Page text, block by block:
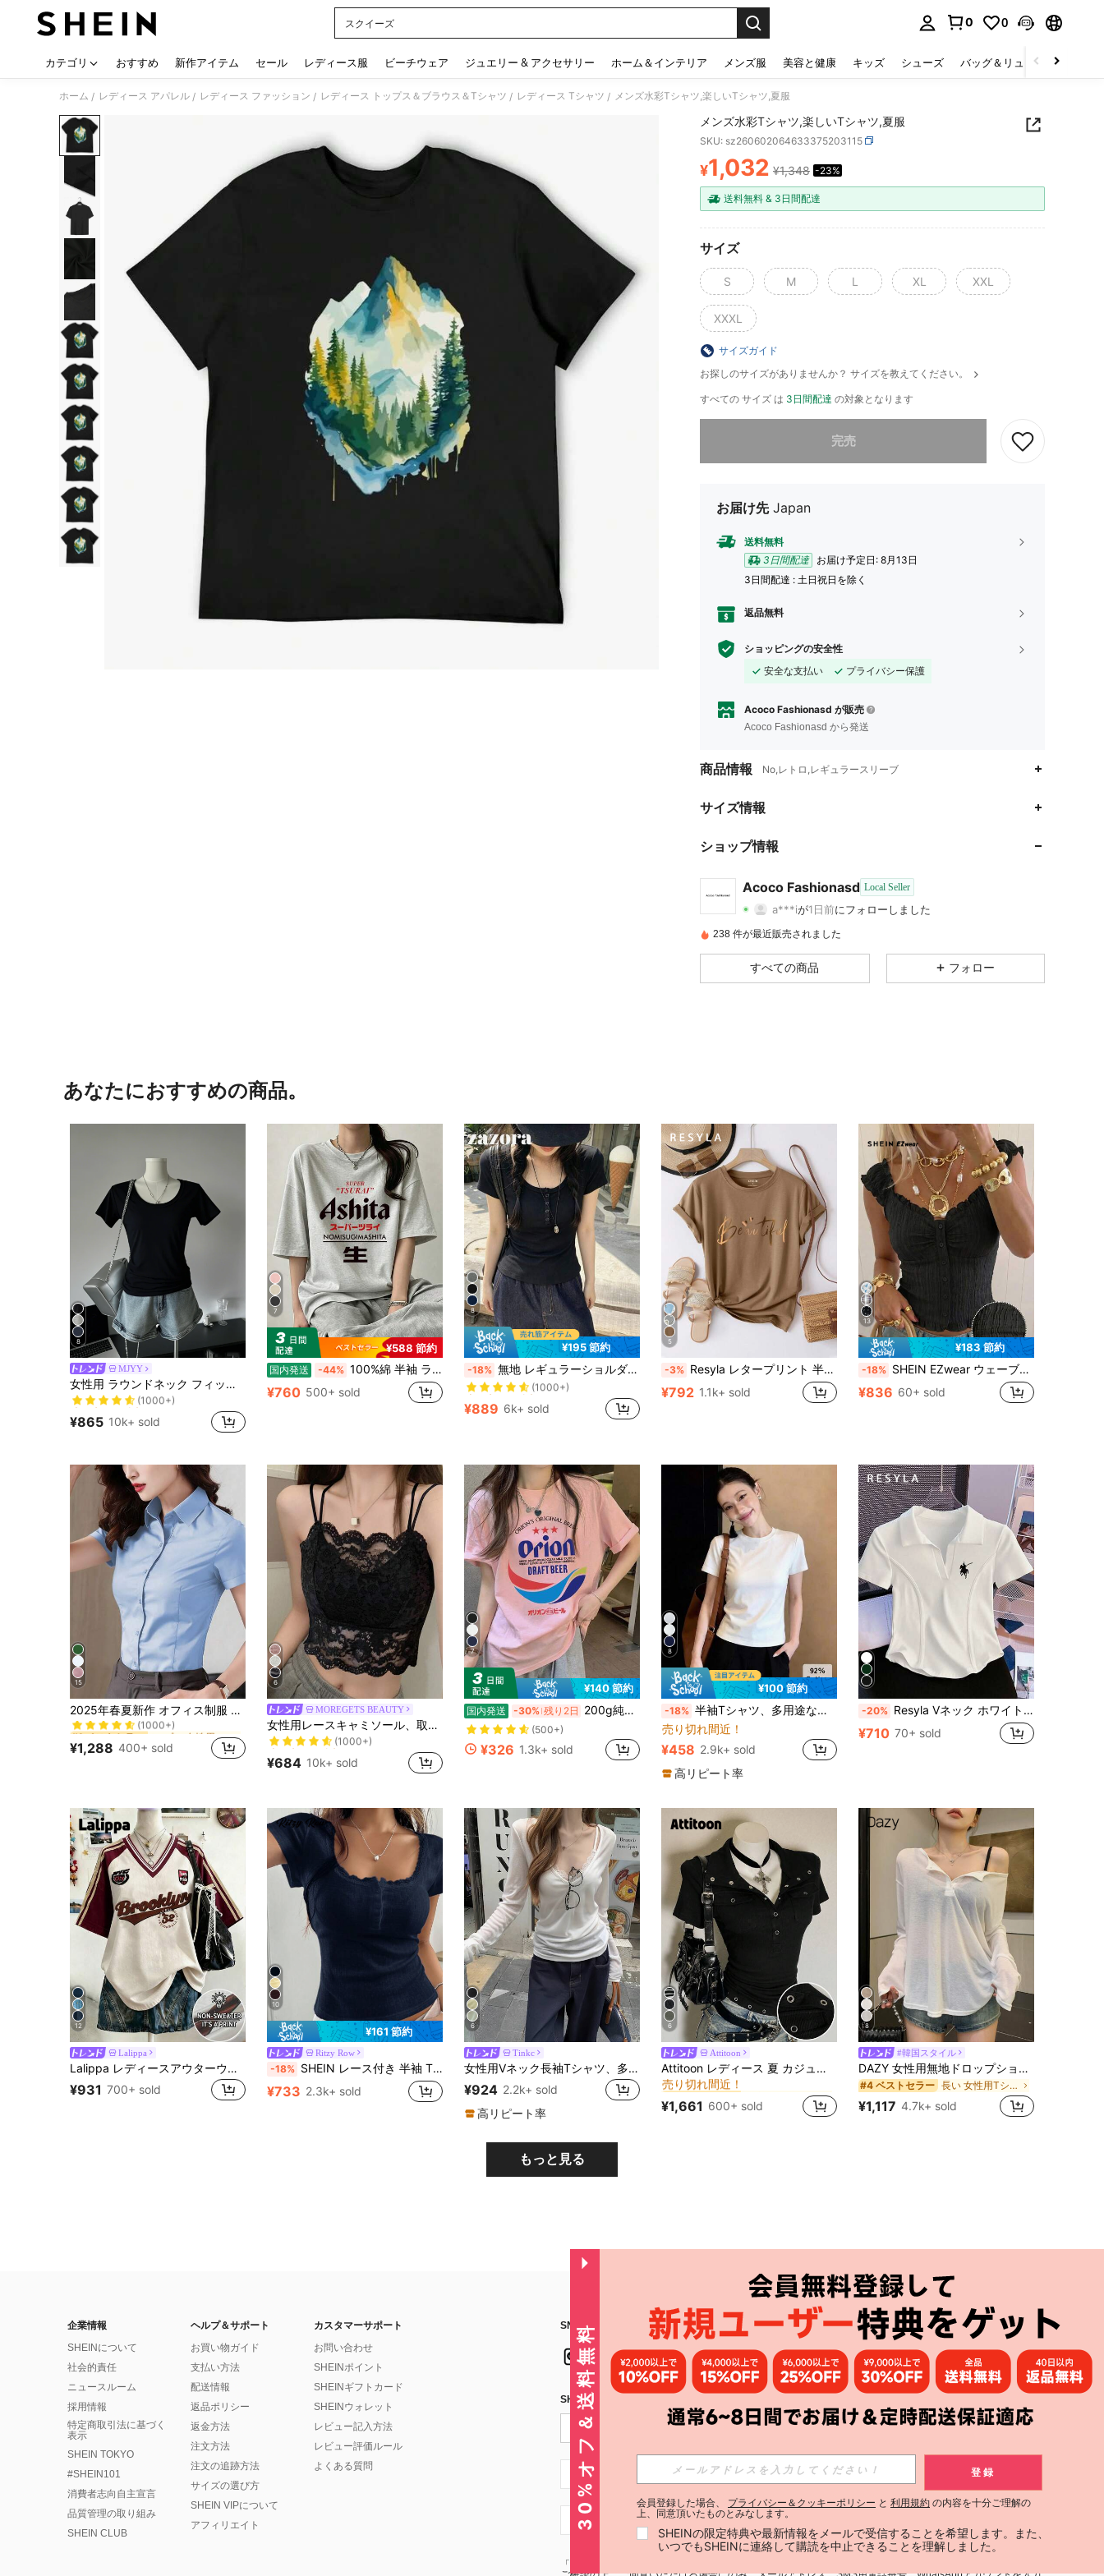
スクイーズ
0 0
カテゴリ おすすめ 新作アイテム セール レディース服 ビーチウェア ジュエリー & アクセサリー ホーム＆インテリア メンズ服 美容と健康 キッズ シューズ バッグ＆リュック
ホーム / レディース アパレル / レディース ファッション / レディース トップス＆ブラウス＆Tシャツ / レディース Tシャツ / メンズ水彩Tシャツ,楽しいTシャツ,夏服
メンズ水彩Tシャツ,楽しいTシャツ,夏服
SKU: sz260602064633375203115
PRICE AND AVAILABILITY
¥1,032 ¥1,348 -23%
送料無料 & 3日間配達
サイズ
S M L XL XXL
XXXL
サイズガイド
お探しのサイズがありませんか？ サイズを教えてください。
すべての サイズ は 3日間配達 の対象となります
完売
申し訳ありませんが、この商品は完売しました。
お届け先 Japan
送料無料
3日間配達
お届け予定日: 8月13日
3日間配達 : 土日祝日を除く
返品無料
ショッピングの安全性
安全な支払い
プライバシー保護
Acoco Fashionasd が販売
Acoco Fashionasd から発送
商品情報 No,レトロ,レギュラースリーブ
サイズ情報
ショップ情報
Acoco Fashionasd Local Seller
4.62
4.62
4.62 200 3
a***i が1日前にフォローしました
4.62 評価 200商品 3フォロワー
238 件が最近販売されました
すべての商品 フォロー
あなたにおすすめの商品。
8
MJYY
女性用 ラウンドネック フィッテッド 半袖Tシャツ、アメリカンスタイル、ホワイト、春夏新作カジュアル ブラック
売り切れ間近！
(1000+)
売り切れ間近！
(1000+)
売り切れ間近！
(1000+)
売り切れ間近！
¥865 10k+ sold
7
¥588 節約
国内発送 -44% 100%綿 半袖 ラウンドネック Tシャツ 夏服 レディース おもしろプリント ゆったり カジュアル トップス
¥760 500+ sold
8
¥195 節約
-18% 無地 レギュラーショルダー 半袖Tシャツ レディース ラウンドネック スリムフィット 美シルエット 伸縮性 軽量 通気性 快適素材 夏用 万能 オールマッチ
売り切れ間近！
(1000+)
売り切れ間近！
(1000+)
売り切れ間近！
(1000+)
売り切れ間近！
¥889 6k+ sold
5
-3% Resyla レタープリント 半袖Tシャツ、ウィメンズグラフィックTシャツ
¥792 1.1k+ sold
13
¥183 節約
-18% SHEIN EZwear ウェーブヘムデザイン ブラック 編み込みシャツ (レディース)
¥836 60+ sold
15
2025年春夏新作 オフィス制服 レディース ブルー 半袖ブラウス、ビジネス プロフェッショナル アパレル
#1 ベストセラー
に プロ 女性用ビジネスブラウス
(1000+)
#1 ベストセラー
(1000+)
#1 ベストセラー
(1000+)
#1 ベストセラー
に プロ 女性用ビジネスブラウス
¥1,288 400+ sold
6
MOREGETS BEAUTY
女性用レースキャミソール、取り外し可能なパッド付き、かわいい&セクシーな無地インナー、新学期、冬、クリスマス、春節、カジュアルブラックサマーに適しています、シック&エレガント
売り切れ間近！
(1000+)
売り切れ間近！
(1000+)
売り切れ間近！
(1000+)
売り切れ間近！
¥684 10k+ sold
7
¥140 節約
国内発送 -30% 残り2日 200g純綿tシャツ2026年夏レディース新品半袖純綿少女柄プリント半袖丸首カップルが着る丸首レディーストップス
(500+)
¥326 1.3k+ sold
8
¥100 節約
-18% 半袖Tシャツ、多用途な半袖Tシャツ、レディース半袖トップス、スリムフィット 無地 アンダーシャツ カジュアル ホワイト 夏
売り切れ間近！
¥458 2.9k+ sold
高リピート率
-20% Resyla Vネック ホワイト 馬プリント カジュアル 多用途 半袖Tシャツ
¥710 70+ sold
12
Lalippa
Lalippa レディースアウターウェアトップ、夏新作Vネック半袖Tシャツ、アプリコット、バーガンディ、レタープリント、パターンデザイン、フォトグラフィーストリート、レディースVネックTシャツ
¥931 700+ sold
10
¥161 節約
Ritzy Row
-18% SHEIN レース付き 半袖 Tシャツ レディース、夏新作 スリムフィット 3つボタンフロントトップス
¥733 2.3k+ sold
6
Tinkc
女性用Vネック長袖Tシャツ、多用途な日よけ、春夏に適しています ホワイト
¥924 2.2k+ sold
高リピート率
6
Attitoon
Attitoon レディース 夏 カジュアル 万能 無地 半袖Tシャツ
#6 ベストセラー
売り切れ間近！
#6 ベストセラー
売り切れ間近！
#6 ベストセラー
売り切れ間近！
#6 ベストセラー に 新しい 女性用Tシャツ
¥1,661 600+ sold
8
#韓国スタイル
DAZY 女性用無地ドロップショルダーTシャツ シアー長袖トップス、秋の女性用衣類 水着用カバーアップ
#4 ベストセラー 長い 女性用Tシャツ
¥1,117 4.7k+ sold
もっと見る
企業情報
SHEINについて
社会的責任
ニュースルーム
採用情報
特定商取引法に基づく
表示
SHEIN TOKYO
#SHEIN101
消費者志向自主宣言
品質管理の取り組み
SHEIN CLUB
ヘルプ＆サポート
お買い物ガイド
支払い方法
配送情報
返品ポリシー
返金方法
注文方法
注文の追跡方法
サイズの選び方
SHEIN VIPについて
アフィリエイト
カスタマーサポート
お問い合わせ
SHEINポイント
SHEINギフトカード
SHEINウォレット
レビュー記入方法
レビュー評価ルール
よくある質問
SNSフォローはこちら： アプリ
SHEIN STYLE NEWSを購読する
購読
JP + 81 登録する
JP + 81
「SHEIN STYLE NEWSの購読には「
30%オフ＆送料無料 登録
会員登録した場合、 プライバシー＆クッキーポリシー と 利用規約 の内容を十分ご理解の
上、同意頂いたものとみなします。
SHEINの限定特典や最新情報をメールで受信することを希望します。また、
いつでもSHEINに連絡して購読を中止できることを理解しました。